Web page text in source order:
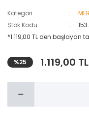
Kategori
Stok Kodu
*1.119,00 TL den başlayan
%25 1.119,00 TL